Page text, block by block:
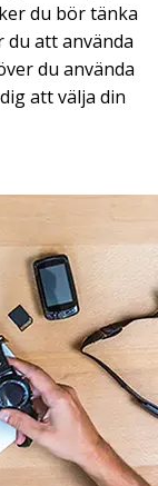
du bör tänka
du att använda
du använda
att välja din